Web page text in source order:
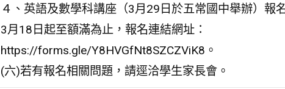
４、英語及數學科講座（3月29日於五常國中舉辦）報
3月18日起至額滿為止，報名連結網址：
https://forms.gle/Y8HVGfNt8SZCZViK8。
(六)若有報名相關問題，請逕洽學生家長會。